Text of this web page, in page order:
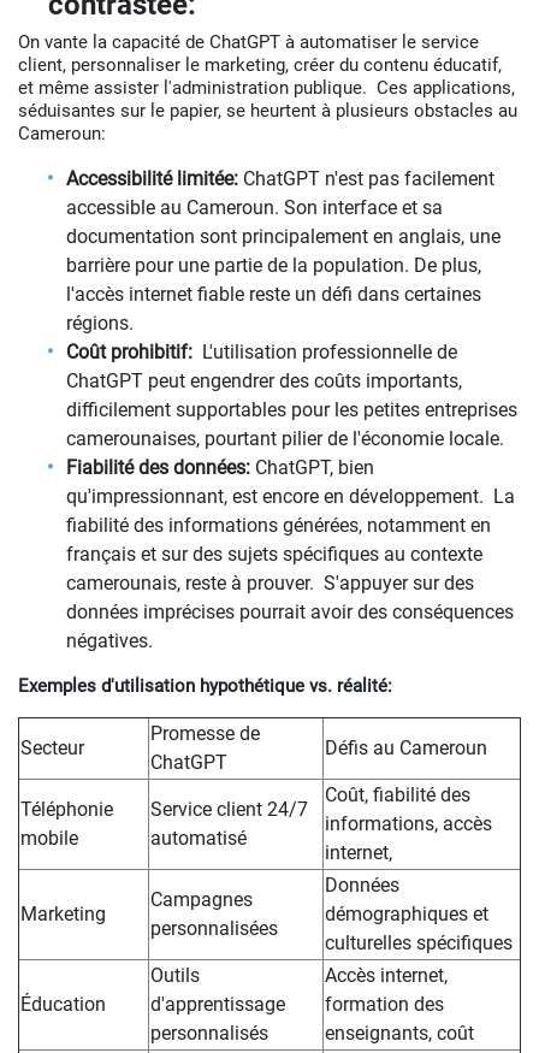
On vante la capacité de ChatGPT à automatiser le service
client, personnaliser le marketing, créer du contenu éducatif,
et même assister l'administration publique. Ces applications,
séduisantes sur le papier, se heurtent à plusieurs obstacles au
Cameroun:
Accessibilité limitée: ChatGPT n'est pas facilement
accessible au Cameroun. Son interface et sa
documentation sont principalement en anglais, une
barrière pour une partie de la population. De plus,
l'accès internet fiable reste un défi dans certaines
régions.
Coût prohibitif: L'utilisation professionnelle de
ChatGPT peut engendrer des coûts importants,
difficilement supportables pour les petites entreprises
camerounaises, pourtant pilier de l'économie locale.
Fiabilité des données: ChatGPT, bien
qu'impressionnant, est encore en développement. La
fiabilité des informations générées, notamment en
français et sur des sujets spécifiques au contexte
camerounais, reste à prouver. S'appuyer sur des
données imprécises pourrait avoir des conséquences
négatives.
Exemples d'utilisation hypothétique vs. réalité:
Secteur
Promesse de
ChatGPT
Défis au Cameroun
Téléphonie
mobile
Service client 24/7
automatisé
Coût, fiabilité des
informations, accès
internet,
Marketing
Campagnes
personnalisées
Données
démographiques et
culturelles spécifiques
Éducation
Outils
d'apprentissage
personnalisés
Accès internet,
formation des
enseignants, coût